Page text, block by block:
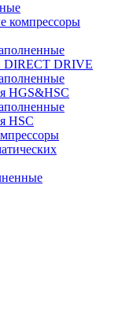
компрессоры
DIRECT DRIVE
HGS&HSC
HSC